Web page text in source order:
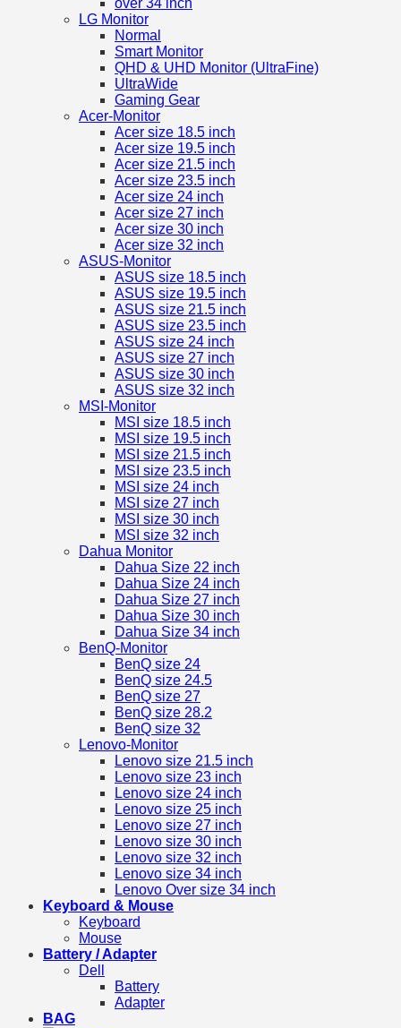
over 34 inch
LG Monitor
Normal
Smart Monitor
QHD & UHD Monitor (UltraFine)
UltraWide
Gaming Gear
Acer-Monitor
Acer size 18.5 inch
Acer size 19.5 inch
Acer size 21.5 inch
Acer size 23.5 inch
Acer size 24 inch
Acer size 27 inch
Acer size 30 inch
Acer size 32 inch
ASUS-Monitor
ASUS size 18.5 inch
ASUS size 19.5 inch
ASUS size 21.5 inch
ASUS size 23.5 inch
ASUS size 24 inch
ASUS size 27 inch
ASUS size 30 inch
ASUS size 32 inch
MSI-Monitor
MSI size 18.5 inch
MSI size 19.5 inch
MSI size 21.5 inch
MSI size 23.5 inch
MSI size 24 inch
MSI size 27 inch
MSI size 30 inch
MSI size 32 inch
Dahua Monitor
Dahua Size 22 inch
Dahua Size 24 inch
Dahua Size 27 inch
Dahua Size 30 inch
Dahua Size 34 inch
BenQ-Monitor
BenQ size 24
BenQ size 24.5
BenQ size 27
BenQ size 28.2
BenQ size 32
Lenovo-Monitor
Lenovo size 21.5 inch
Lenovo size 23 inch
Lenovo size 24 inch
Lenovo size 25 inch
Lenovo size 27 inch
Lenovo size 30 inch
Lenovo size 32 inch
Lenovo size 34 inch
Lenovo Over size 34 inch
Keyboard & Mouse
Keyboard
Mouse
Battery / Adapter
Dell
Battery
Adapter
BAG